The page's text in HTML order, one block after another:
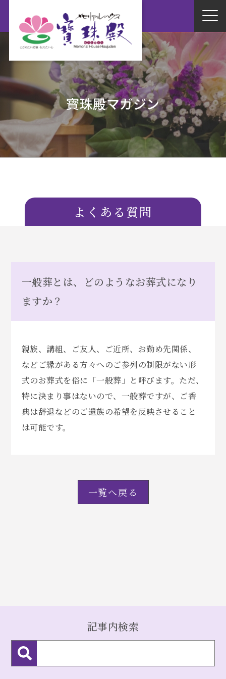
寳珠殿マガジン
よくある質問
一般葬とは、どのようなお葬式になり
ますか？
親族、講組、ご友人、ご近所、お勤め先関係、
などご縁がある方々へのご参列の制限がない形
式のお葬式を俗に「一般葬」と呼びます。ただ、
特に決まり事はないので、一般葬ですが、ご香
典は辞退などのご遺族の希望を反映させること
は可能です。
一覧へ戻る
記事内検索